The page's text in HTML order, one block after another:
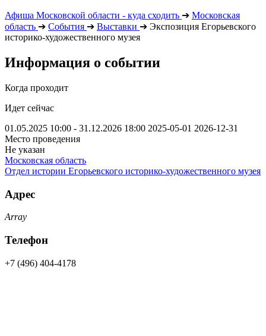
Афиша Московской области - куда сходить ➔ Московская
область ➔ События ➔ Выставки ➔ Экспозиция Егорьевского
историко-художественного музея
Информация о событии
Когда проходит
Идет сейчас
01.05.2025 10:00 - 31.12.2026 18:00 2025-05-01 2026-12-31
Место проведения
Не указан
Московская область
Отдел истории Егорьевского историко-художественного музея
Адрес
Array
Телефон
+7 (496) 404-4178